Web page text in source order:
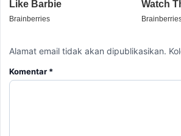
Alamat email tidak akan dipublikasikan.
Komentar *